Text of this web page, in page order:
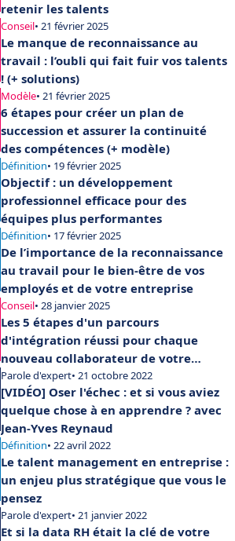
retenir les talents
Conseil• 21 février 2025
Le manque de reconnaissance au
travail : l’oubli qui fait fuir vos talents
! (+ solutions)
Modèle• 21 février 2025
6 étapes pour créer un plan de
succession et assurer la continuité
des compétences (+ modèle)
Définition• 19 février 2025
Objectif : un développement
professionnel efficace pour des
équipes plus performantes
Définition• 17 février 2025
De l’importance de la reconnaissance
au travail pour le bien-être de vos
employés et de votre entreprise
Conseil• 28 janvier 2025
Les 5 étapes d'un parcours
d'intégration réussi pour chaque
nouveau collaborateur de votre
entreprise
Parole d'expert• 21 octobre 2022
[VIDÉO] Oser l'échec : et si vous aviez
quelque chose à en apprendre ? avec
Jean-Yves Reynaud
Définition• 22 avril 2022
Le talent management en entreprise :
un enjeu plus stratégique que vous le
pensez
Parole d'expert• 21 janvier 2022
Et si la data RH était la clé de votre